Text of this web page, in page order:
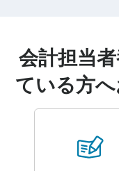
会計担当
ている方へ